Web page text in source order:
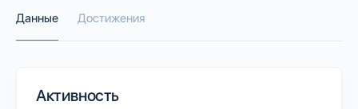
Данные Достижения
Активность